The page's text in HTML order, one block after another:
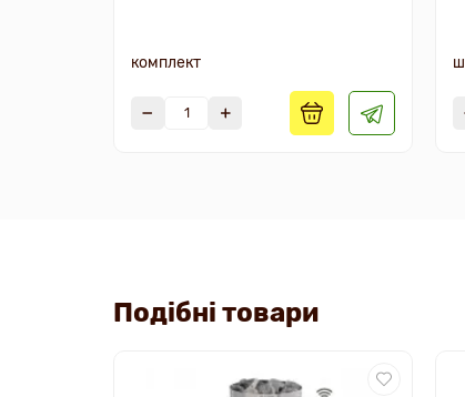
комплект
Подібні товари